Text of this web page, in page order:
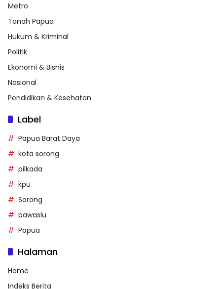
Metro
Tanah Papua
Hukum & Kriminal
Politik
Ekonomi & Bisnis
Nasional
Pendidikan & Kesehatan
Label
Papua Barat Daya
kota sorong
pilkada
kpu
Sorong
bawaslu
Papua
Halaman
Home
Indeks Berita